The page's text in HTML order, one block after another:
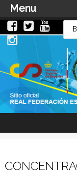
LOG
Menu